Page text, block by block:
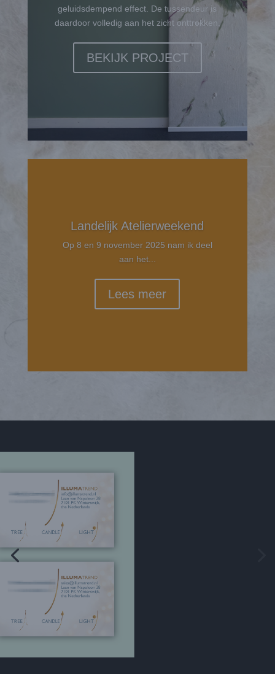
geluidsdempend effect. De tussendeur is
daardoor volledig aan het zicht onttrokken.
BEKIJK PROJECT
Landelijk Atelierweekend
Op 8 en 9 november 2025 nam ik deel
aan het...
Lees meer